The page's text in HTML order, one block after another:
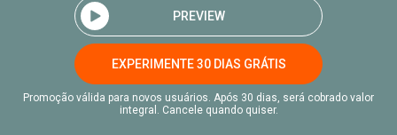
PREVIEW
EXPERIMENTE 30 DIAS GRÁTIS
Promoção válida para novos usuários. Após 30 dias, será cobrado valor
integral. Cancele quando quiser.